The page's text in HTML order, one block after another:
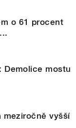
o 61 procent
Demolice mostu
meziročně vyšší